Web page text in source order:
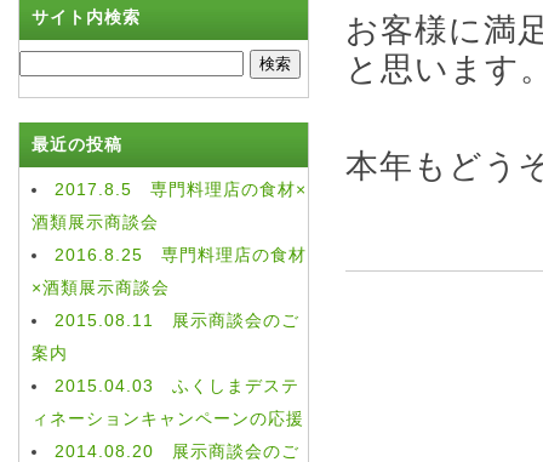
お客様に満
と思います
本年もどう
サイト内検索
索:
最近の投稿
2017.8.5 専門料理店の食材×
酒類展示商談会
2016.8.25 専門料理店の食材
×酒類展示商談会
2015.08.11 展示商談会のご
案内
2015.04.03 ふくしまデステ
ィネーションキャンペーンの応援
2014.08.20 展示商談会のご